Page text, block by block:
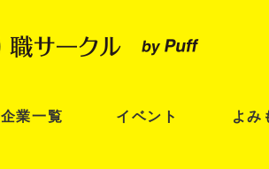
企業一覧 イベント よみ